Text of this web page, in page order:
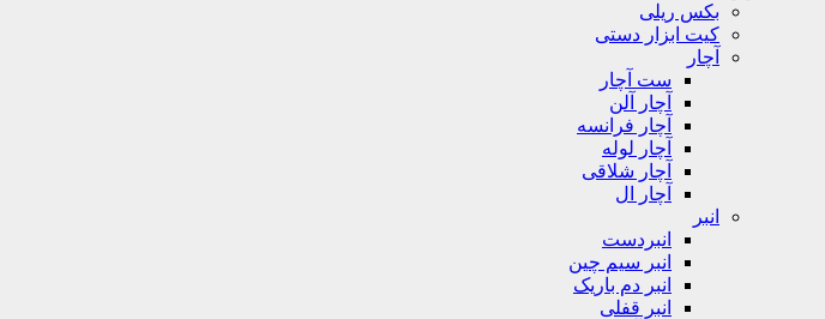
بکس ریلی
کیت ابزار دستی
آچار
ست آچار
آچار آلن
آچار فرانسه
آچار لوله
آچار شلاقی
آچار ال
انبر
انبردست
انبر سیم چین
انبر دم باریک
انبر قفلی